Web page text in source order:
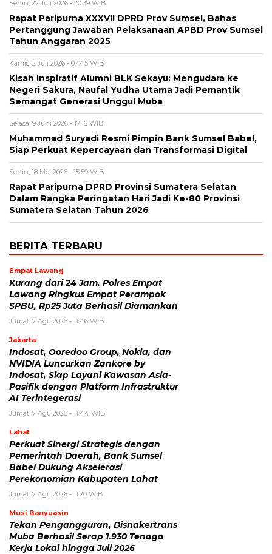
Senin, 27 Juli 2026 - 20:39 WIB
Rapat Paripurna XXXVII DPRD Prov Sumsel, Bahas
Pertanggung Jawaban Pelaksanaan APBD Prov Sumsel
Tahun Anggaran 2025
Kamis, 2 Juli 2026 - 07:45 WIB
Kisah Inspiratif Alumni BLK Sekayu: Mengudara ke
Negeri Sakura, Naufal Yudha Utama Jadi Pemantik
Semangat Generasi Unggul Muba
Selasa, 9 Juni 2026 - 17:16 WIB
Muhammad Suryadi Resmi Pimpin Bank Sumsel Babel,
Siap Perkuat Kepercayaan dan Transformasi Digital
Senin, 18 Mei 2026 - 15:59 WIB
Rapat Paripurna DPRD Provinsi Sumatera Selatan
Dalam Rangka Peringatan Hari Jadi Ke-80 Provinsi
Sumatera Selatan Tahun 2026
BERITA TERBARU
Empat Lawang
Kurang dari 24 Jam, Polres Empat
Lawang Ringkus Empat Perampok
SPBU, Rp25 Juta Berhasil Diamankan
Jumat, 7 Agu 2026 - 11:46 WIB
Jakarta
Indosat, Ooredoo Group, Nokia, dan
NVIDIA Luncurkan Zankore by
Indosat, Siap Layani Kawasan Asia-
Pasifik dengan Platform Infrastruktur
AI Terintegerasi
Jumat, 7 Agu 2026 - 11:44 WIB
Lahat
Perkuat Sinergi Strategis dengan
Pemerintah Daerah, Bank Sumsel
Babel Dukung Akselerasi
Perekonomian Kabupaten Lahat
Jumat, 7 Agu 2026 - 11:20 WIB
Musi Banyuasin
Tekan Pengangguran, Disnakertrans
Muba Berhasil Serap 1.930 Tenaga
Kerja Lokal hingga Juli 2026